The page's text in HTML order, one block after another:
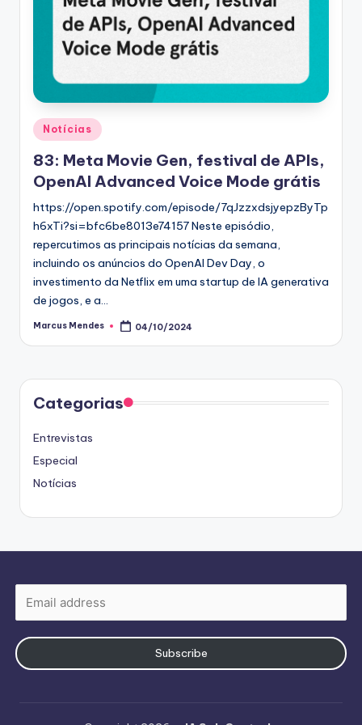
Posted
in
Notícias
83: Meta Movie Gen, festival de APIs,
OpenAI Advanced Voice Mode grátis
https://open.spotify.com/episode/7qJzzxdsjyepzByTp
h6xTi?si=bfc6be8013e74157 Neste episódio,
repercutimos as principais notícias da semana,
incluindo os anúncios do OpenAI Dev Day, o
investimento da Netflix em uma startup de IA generativa
de jogos, e a…
Posted
Marcus Mendes 04/10/2024
Categorias
Entrevistas
Especial
Notícias
Subscribe